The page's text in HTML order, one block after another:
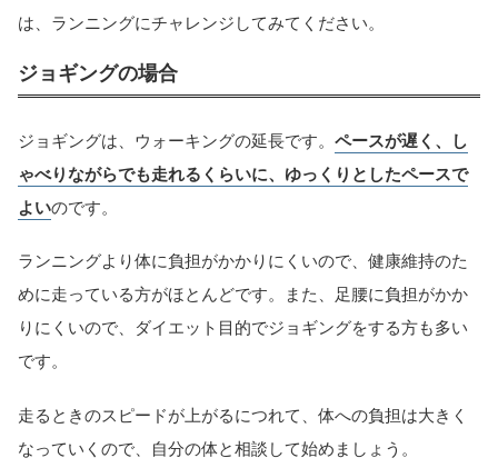
は、ランニングにチャレンジしてみてください。
ジョギングの場合
ジョギングは、ウォーキングの延長です。 ペースが遅く、し
ゃべりながらでも走れるくらいに、ゆっくりとしたペースで
よいのです。
ランニングより体に負担がかかりにくいので、健康維持のた
めに走っている方がほとんどです。また、足腰に負担がかか
りにくいので、ダイエット目的でジョギングをする方も多い
です。
走るときのスピードが上がるにつれて、体への負担は大きく
なっていくので、自分の体と相談して始めましょう。